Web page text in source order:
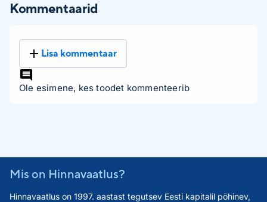
Kommentaarid
Lisa kommentaar
Ole esimene, kes toodet kommenteerib
Mis on Hinnavaatlus?
Hinnavaatlus on 1997. aastast tegutsev Eesti kapitalil põhinev,